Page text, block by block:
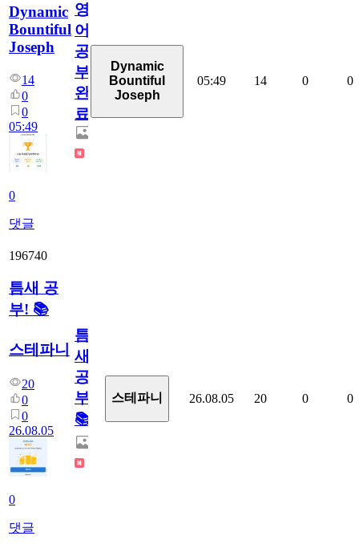
Dynamic
Bountiful
Joseph
14
0
0
05:49
0
댓글
영
어
공
부
완
료
Dynamic
Bountiful
Joseph
05:49 14 0 0
196740
틈새 공
부! 📚
스테파니
20
0
0
26.08.05
0
댓글
틈
새
공
부!
📚
스테파니 26.08.05 20 0 0